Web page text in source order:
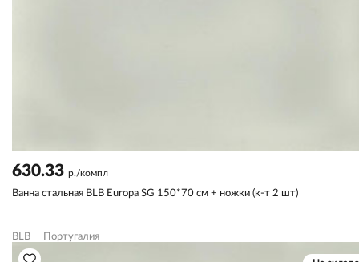
630.33 р./компл
Ванна стальная BLB Europa SG 150*70 см + ножки (к-т 2 шт)
BLB Португалия